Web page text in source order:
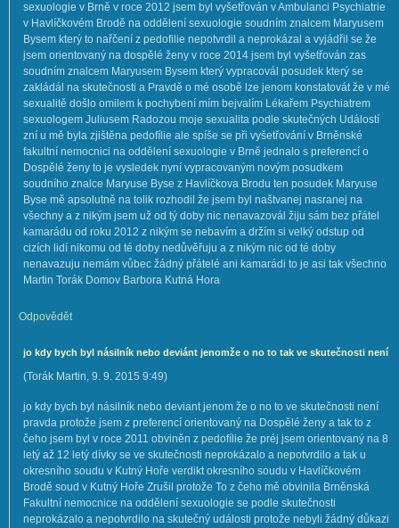
sexuologie v Brně v roce 2012 jsem byl vyšetřován v Ambulanci Psychiatrie
v Havlíčkovém Brodě na oddělení sexuologie soudním znalcem Maryusem
Bysem který to nařčení z pedofilie nepotvrdil a neprokázal a vyjádřil se že
jsem orientovaný na dospělé ženy v roce 2014 jsem byl vyšetřován zas
soudním znalcem Maryusem Bysem který vypracovál posudek který se
zakládál na skutečnosti a Pravdě o mé osobě lze jenom konstatovát že v mé
sexualitě došlo omilem k pochybení mím bejvalím Lékařem Psychiatrem
sexuologem Juliusem Radozou moje sexualita podle skutečných Událostí
zní u mě byla zjištěna pedofílie ale spíše se při vyšetřování v Brněnské
fakultní nemocnici na oddělení sexuologie v Brně jednalo s preferencí o
Dospělé ženy to je vysledek nyní vypracovaným novým posudkem
soudního znalce Maryuse Byse z Havlíčkova Brodu ten posudek Maryuse
Byse mě apsolutně na tolik rozhodil že jsem byl naštvanej nasranej na
všechny a z nikým jsem už od tý doby nic nenavazovál žiju sám bez přátel
kamarádu od roku 2012 z nikým se nebavím a držím si velký odstup od
cizích lidí nikomu od té doby nedůvěřuju a z nikým nic od té doby
nenavazuju nemám vůbec žádný přátelé ani kamarádi to je asi tak všechno
Martin Torák Domov Barbora Kutná Hora
Odpovědět
jo kdy bych byl násilník nebo deviánt jenomže o no to tak ve skutečnosti není
(Torák Martin, 9. 9. 2015 9:49)
jo kdy bych byl násilník nebo deviant jenom že o no to ve skutečnosti není
pravda protože jsem z preferencí orientovaný na Dospělé ženy a tak to z
čeho jsem byl v roce 2011 obviněn z pedofílie že préj jsem orientovaný na 8
letý až 12 letý dívky se ve skutečnosti neprokázalo a nepotvrdilo a tak u
okresního soudu v Kutný Hoře verdikt okresního soudu v Havlíčkovém
Brodě soud v Kutný Hoře Zrušil protože To z čeho mě obvinila Brněnská
Fakultní nemocnice na oddělení sexuologie se podle skutečnosti
neprokázalo a nepotvrdilo na skutečný události protože nebyli žádný důkazi